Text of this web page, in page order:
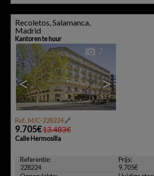
Recoletos, Salamanca,
Madrid
Kantoren te huur
< >
7
Ref.. MJC-228224🔗
9.705€13.483€
Calle Hermosilla
Referentie:
228224
Prijs:
9.705€